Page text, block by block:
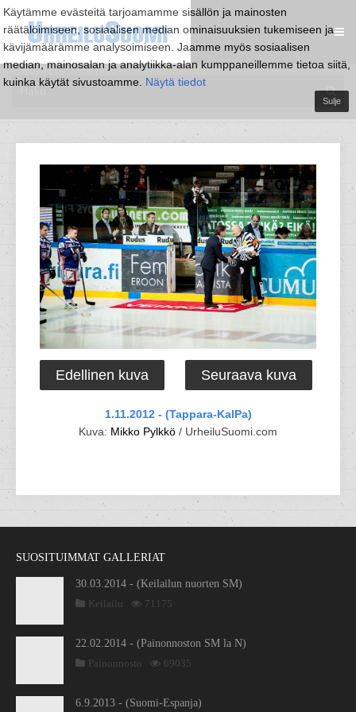
Käytämme evästeitä tarjoamamme sisällön ja mainosten
räätälöimiseen, sosiaalisen median ominaisuuksien tukemiseen ja
kävijämäärämme analysoimiseen. Jaamme myös sosiaalisen
median, mainosalan ja analytiikka-alan kumppaneillemme tietoa siitä,
kuinka käytät sivustoamme. Näytä tiedot
Sulje
Edellinen kuva Seuraava kuva
1.11.2012 - (Tappara-KalPa)
Kuva: Mikko Pylkkö / UrheiluSuomi.com
SUOSITUIMMAT GALLERIAT
30.03.2014 - (Keilailun nuorten SM)
Keilailu
71175
22.02.2014 - (Painonnoston SM la N)
Painonnosto
69035
6.9.2013 - (Suomi-Espanja)